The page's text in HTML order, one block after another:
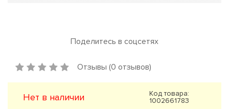
Поделитесь в соцсетях
Отзывы (0 отзывов)
Нет в наличии
Код товара:
1002661783